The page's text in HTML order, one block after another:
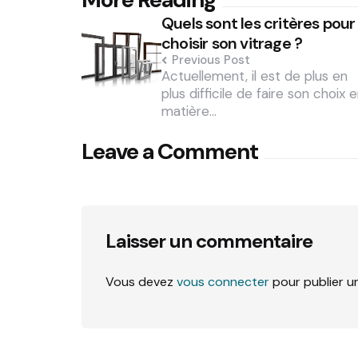
navigationQuels sont les critères pour
choisir son vitrage ?
Previous Post
Actuellement, il est de plus en
plus difficile de faire son choix
matière…
Leave a Comment
Laisser un commentaire
Vous devez vous connecterpour publier